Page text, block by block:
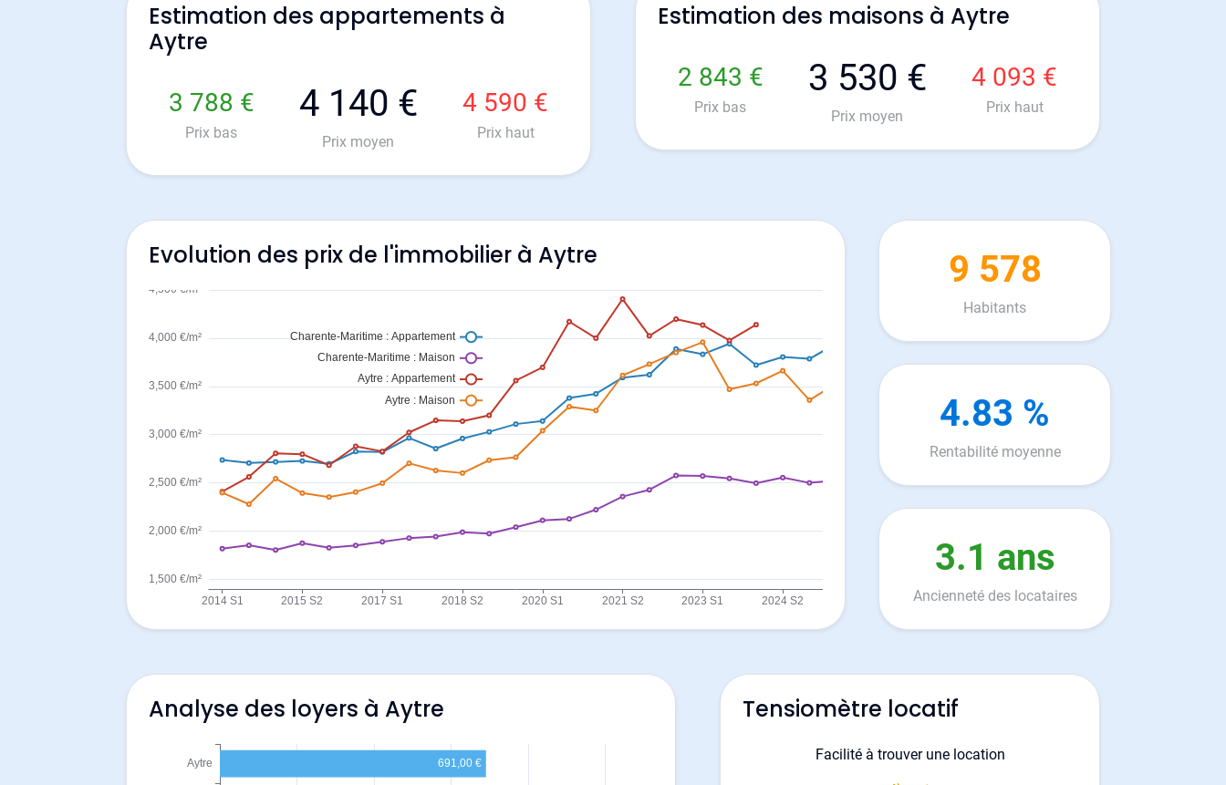
Estimation des appartements à
Aytre
3 788 €
Prix bas
4 140 €
Prix moyen
4 590 €
Prix haut
Estimation des maisons à Aytre
2 843 €
Prix bas
3 530 €
Prix moyen
4 093 €
Prix haut
Evolution des prix de l'immobilier à Aytre 9 578
Habitants
4.83 %
Rentabilité moyenne
3.1 ans
Ancienneté des locataires
Analyse des loyers à Aytre Tensiomètre locatif
Facilité à trouver une location